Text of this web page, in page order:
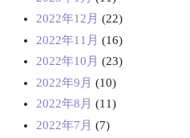
2022年12月 (22)
2022年11月 (16)
2022年10月 (23)
2022年9月 (10)
2022年8月 (11)
2022年7月 (7)